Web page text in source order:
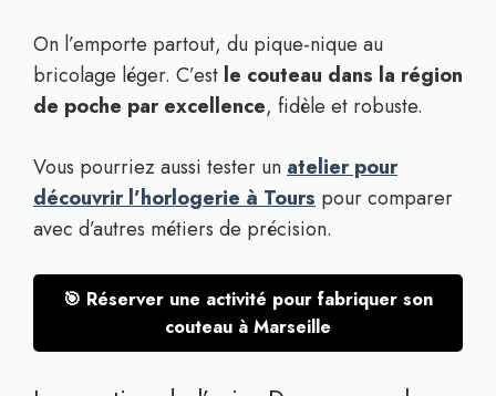
On l’emporte partout, du pique-nique au
bricolage léger. C’est le couteau dans la région
de poche par excellence, fidèle et robuste.
Vous pourriez aussi tester un atelier pour
découvrir l’horlogerie à Tours pour comparer
avec d’autres métiers de précision.
🎯 Réserver une activité pour fabriquer son
couteau à Marseille